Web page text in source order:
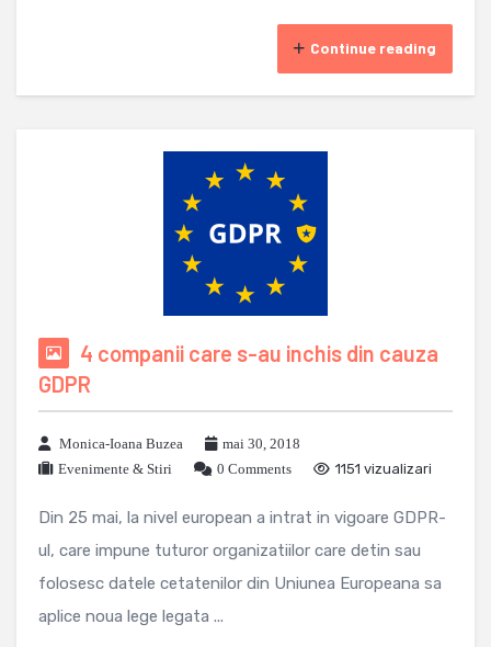
Continue reading
4 companii care s-au inchis din cauza
GDPR
Monica-Ioana Buzea
mai 30, 2018
Evenimente & Stiri
0 Comments 1151 vizualizari
Din 25 mai, la nivel european a intrat in vigoare GDPR-
ul, care impune tuturor organizatiilor care detin sau
folosesc datele cetatenilor din Uniunea Europeana sa
aplice noua lege legata ...